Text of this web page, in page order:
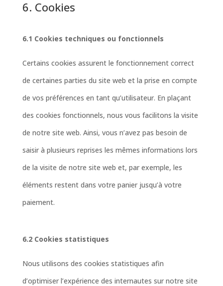
6. Cookies
6.1 Cookies techniques ou fonctionnels
Certains cookies assurent le fonctionnement correct
de certaines parties du site web et la prise en compte
de vos préférences en tant qu’utilisateur. En plaçant
des cookies fonctionnels, nous vous facilitons la visite
de notre site web. Ainsi, vous n’avez pas besoin de
saisir à plusieurs reprises les mêmes informations lors
de la visite de notre site web et, par exemple, les
éléments restent dans votre panier jusqu’à votre
paiement.
6.2 Cookies statistiques
Nous utilisons des cookies statistiques afin
d’optimiser l’expérience des internautes sur notre site